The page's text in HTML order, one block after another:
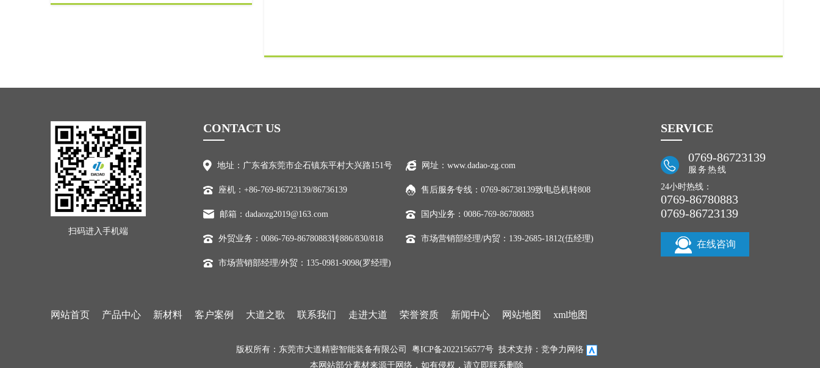
扫码进入手机端
CONTACT US
地址：广东省东莞市企石镇东平村大兴路151号 网址：www.dadao-zg.com
座机：+86-769-86723139/86736139 售后服务专线：0769-86738139致电总机转808
邮箱：dadaozg2019@163.com 国内业务：0086-769-86780883
外贸业务：0086-769-86780883转886/830/818 市场营销部经理/内贸：139-2685-1812(伍经理)
市场营销部经理/外贸：135-0981-9098(罗经理)
SERVICE
0769-86723139
服务热线
24小时热线：
0769-86780883
0769-86723139
在线咨询
网站首页 产品中心 新材料 客户案例 大道之歌 联系我们 走进大道 荣誉资质 新闻中心 网站地图 xml地图
版权所有：东莞市大道精密智能装备有限公司 粤ICP备2022156577号 技术支持： 竞争力网络
本网站部分素材来源于网络，如有侵权，请立即联系删除